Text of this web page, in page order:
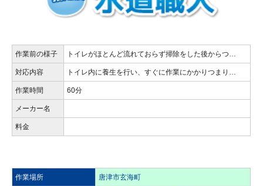
作業前の様子 トイレがほとんど流れておらず掃除をした後からつ…
対応内容 トイレ内に養生を行い、すぐに作業にかかりつまり…
作業時間 60分
メーカー名
料金
作業場所 唐津市玄海町